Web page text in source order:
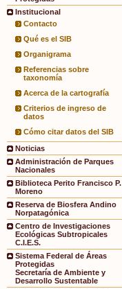
Institucional
Contacto
Qué es el SIB
Organigrama
Referencias sobre
taxonomía
Acerca de la cartografía
Criterios de ingreso de
datos
Cómo citar datos del SIB
Noticias
Administración de Parques
Nacionales
Biblioteca Perito Francisco P.
Moreno
Reserva de Biosfera Andino
Norpatagónica
Centro de Investigaciones
Ecológicas Subtropicales
C.I.E.S.
Sistema Federal de Áreas
Protegidas
Secretaría de Ambiente y
Desarrollo Sustentable